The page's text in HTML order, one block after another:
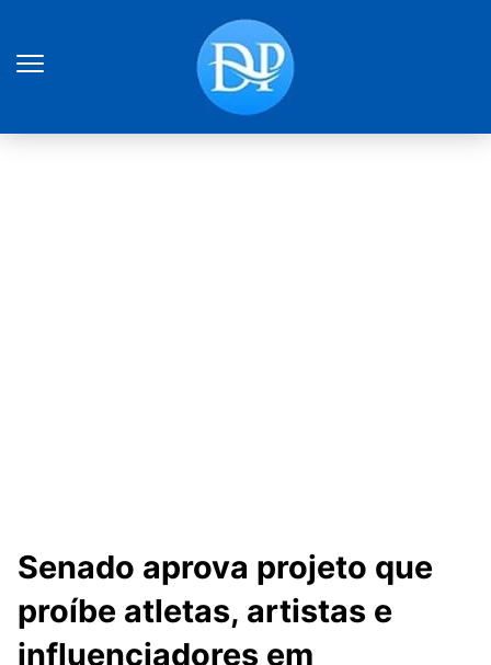
Senado aprova projeto que
proíbe atletas, artistas e
influenciadores em